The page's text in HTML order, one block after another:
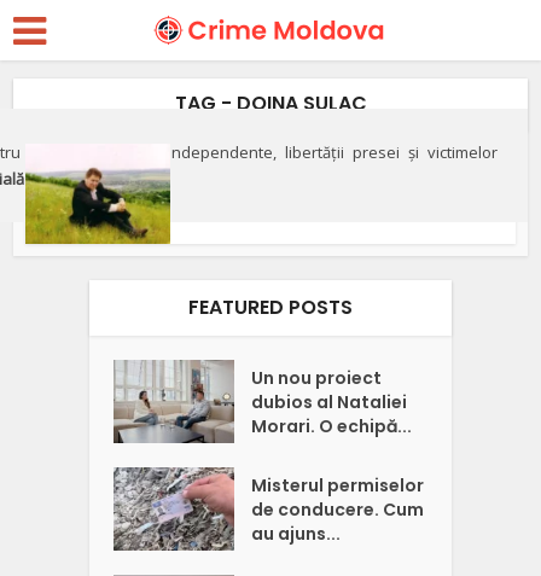
apărarea justiției independente, libertății presei și victimelor
TAG - DOINA SULAC
Investigații
FEATURED POSTS
Un nou proiect
dubios al Nataliei
Morari. O echipă...
Misterul permiselor
de conducere. Cum
au ajuns...